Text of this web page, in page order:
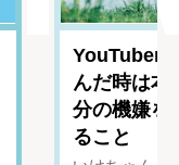
YouTuber
んだ時は
分の機嫌を
ること